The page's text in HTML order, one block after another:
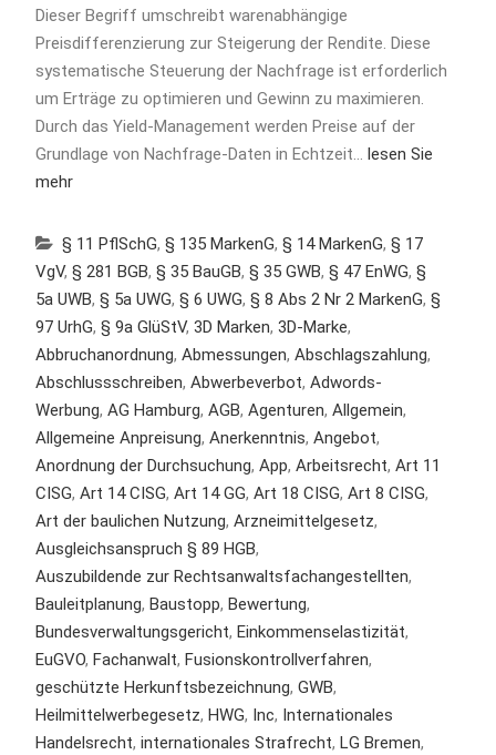
Dieser Begriff umschreibt warenabhängige
Preisdifferenzierung zur Steigerung der Rendite. Diese
systematische Steuerung der Nachfrage ist erforderlich
um Erträge zu optimieren und Gewinn zu maximieren.
Durch das Yield-Management werden Preise auf der
Grundlage von Nachfrage-Daten in Echtzeit… lesen Sie
mehr
§ 11 PflSchG, § 135 MarkenG, § 14 MarkenG, § 17
VgV, § 281 BGB, § 35 BauGB, § 35 GWB, § 47 EnWG, §
5a UWB, § 5a UWG, § 6 UWG, § 8 Abs 2 Nr 2 MarkenG, §
97 UrhG, § 9a GlüStV, 3D Marken, 3D-Marke,
Abbruchanordnung, Abmessungen, Abschlagszahlung,
Abschlussschreiben, Abwerbeverbot, Adwords-
Werbung, AG Hamburg, AGB, Agenturen, Allgemein,
Allgemeine Anpreisung, Anerkenntnis, Angebot,
Anordnung der Durchsuchung, App, Arbeitsrecht, Art 11
CISG, Art 14 CISG, Art 14 GG, Art 18 CISG, Art 8 CISG,
Art der baulichen Nutzung, Arzneimittelgesetz,
Ausgleichsanspruch § 89 HGB,
Auszubildende zur Rechtsanwaltsfachangestellten,
Bauleitplanung, Baustopp, Bewertung,
Bundesverwaltungsgericht, Einkommenselastizität,
EuGVO, Fachanwalt, Fusionskontrollverfahren,
geschützte Herkunftsbezeichnung, GWB,
Heilmittelwerbegesetz, HWG, Inc, Internationales
Handelsrecht, internationales Strafrecht, LG Bremen,